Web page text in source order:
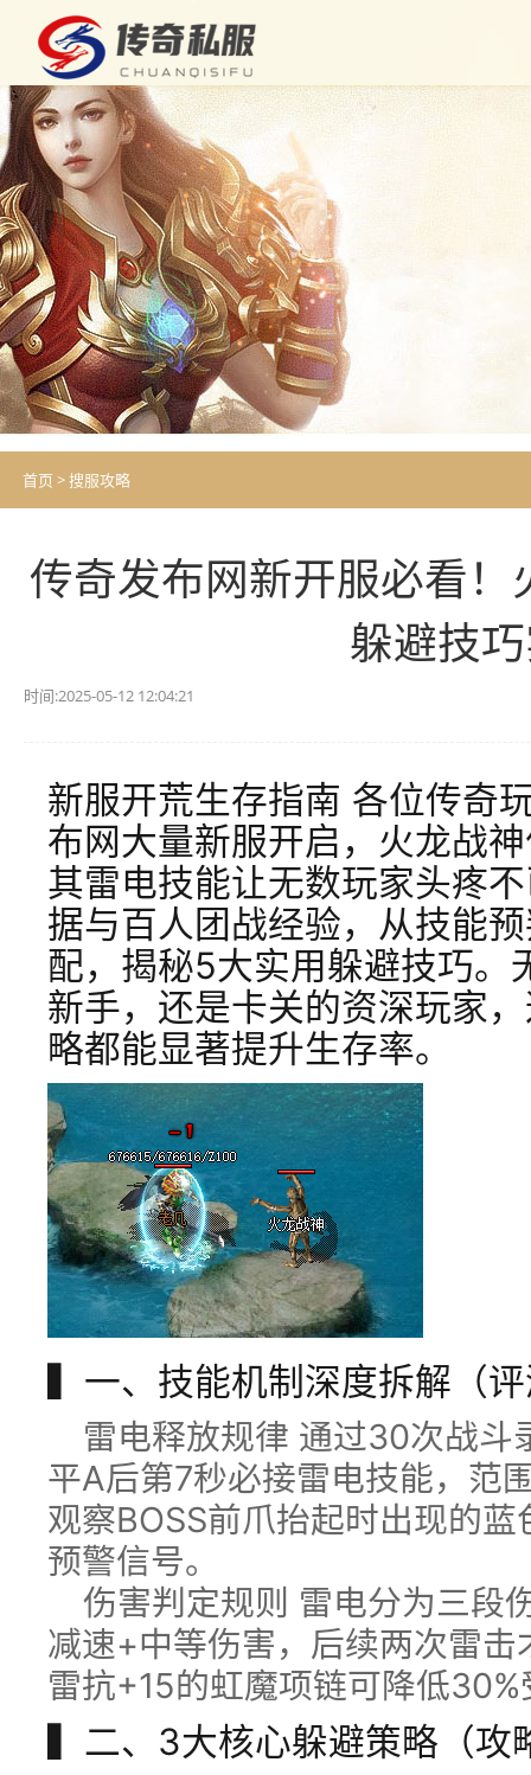
首页 >搜服攻略
传奇发布网新开服必看
躲避技
时间:2025-05-12 12:04:21
新服开荒生存指南 各位传奇
布网大量新服开启，火龙战
其雷电技能让无数玩家头疼
据与百人团战经验，从技能
配，揭秘5大实用躲避技巧。
新手，还是卡关的资深玩家
略都能显著提升生存率。
▍一、技能机制深度拆解（
雷电释放规律 通过30次战斗
平A后第7秒必接雷电技能，范
观察BOSS前爪抬起时出现的
预警信号。
伤害判定规则 雷电分为三段
减速+中等伤害，后续两次雷
雷抗+15的虹魔项链可降低
▍二、3大核心躲避策略（攻